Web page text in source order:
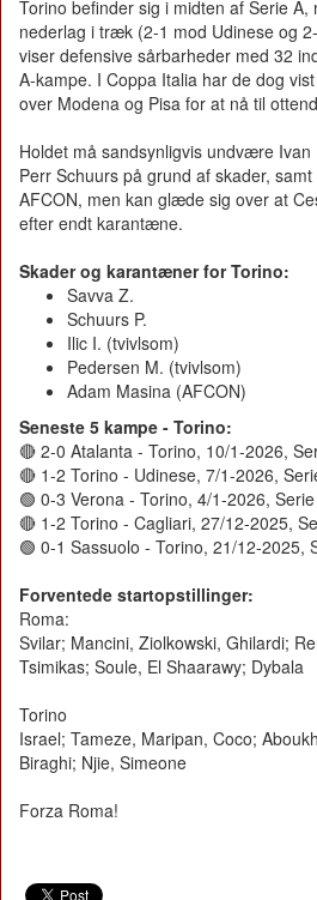
Torino befinder sig i midten af Serie A,
nederlag i træk (2-1 mod Udinese og
viser defensive sårbarheder med 32
A-kampe. I Coppa Italia har de dog
over Modena og Pisa for at nå til
Holdet må sandsynligvis undvære
Perr Schuurs på grund af skader,
AFCON, men kan glæde sig over at
efter endt karantæne.
Skader og karantæner for Torino:
Savva Z.
Schuurs P.
Ilic I. (tvivlsom)
Pedersen M. (tvivlsom)
Adam Masina (AFCON)
Seneste 5 kampe - Torino:
🔴 2-0 Atalanta - Torino, 10/1-2026,
🔴 1-2 Torino - Udinese, 7/1-2026,
🟢 0-3 Verona - Torino, 4/1-2026,
🔴 1-2 Torino - Cagliari, 27/12-2025,
🟢 0-1 Sassuolo - Torino, 21/12-2025,
Forventede startopstillinger:
Roma:
Svilar; Mancini, Ziolkowski, Ghilardi;
Tsimikas; Soule, El Shaarawy; Dybala
Torino
Israel; Tameze, Maripan, Coco;
Biraghi; Njie, Simeone
Forza Roma!